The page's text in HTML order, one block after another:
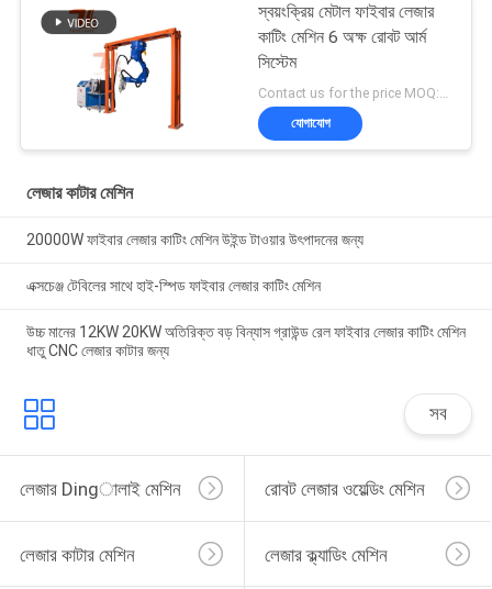
স্বয়ংক্রিয় মেটাল ফাইবার লেজার
কাটিং মেশিন 6 অক্ষ রোবট আর্ম
সিস্টেম
যোগাযোগ
লেজার কাটার মেশিন
20000W ফাইবার লেজার কাটিং মেশিন উইন্ড টাওয়ার উৎপাদনের জন্য
এক্সচেঞ্জ টেবিলের সাথে হাই-স্পিড ফাইবার লেজার কাটিং মেশিন
উচ্চ মানের 12KW 20KW অতিরিক্ত বড় বিন্যাস গ্রাউন্ড রেল ফাইবার লেজার কাটিং মেশিন
ধাতু CNC লেজার কাটার জন্য
সব
লেজার Dingালাই মেশিন রোবট লেজার ওয়েল্ডিং মেশিন
লেজার কাটার মেশিন লেজার ক্ল্যাডিং মেশিন